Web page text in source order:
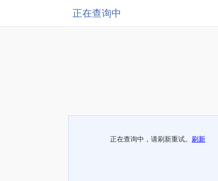
正在查询中
正在查询中，请刷新重试。 刷新